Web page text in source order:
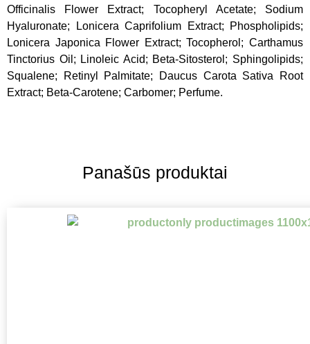
Officinalis Flower Extract; Tocopheryl Acetate; Sodium
Hyaluronate; Lonicera Caprifolium Extract; Phospholipids;
Lonicera Japonica Flower Extract; Tocopherol; Carthamus
Tinctorius Oil; Linoleic Acid; Beta-Sitosterol; Sphingolipids;
Squalene; Retinyl Palmitate; Daucus Carota Sativa Root
Extract; Beta-Carotene; Carbomer; Perfume.
Panašūs produktai